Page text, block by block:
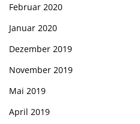
Februar 2020
Januar 2020
Dezember 2019
November 2019
Mai 2019
April 2019